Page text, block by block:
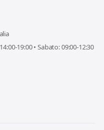
19:00 • Sabato: 09:00-12:30